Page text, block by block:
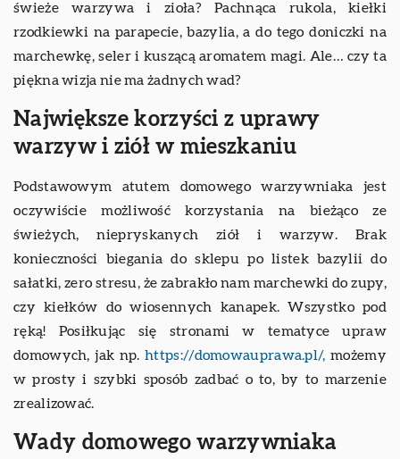
świeże warzywa i zioła? Pachnąca rukola, kiełki
rzodkiewki na parapecie, bazylia, a do tego doniczki na
marchewkę, seler i kuszącą aromatem magi. Ale… czy ta
piękna wizja nie ma żadnych wad?
Największe korzyści z uprawy
warzyw i ziół w mieszkaniu
Podstawowym atutem domowego warzywniaka jest
oczywiście możliwość korzystania na bieżąco ze
świeżych, niepryskanych ziół i warzyw. Brak
konieczności biegania do sklepu po listek bazylii do
sałatki, zero stresu, że zabrakło nam marchewki do zupy,
czy kiełków do wiosennych kanapek. Wszystko pod
ręką! Posiłkując się stronami w tematyce upraw
domowych, jak np.https://domowauprawa.pl/, możemy
w prosty i szybki sposób zadbać o to, by to marzenie
zrealizować.
Wady domowego warzywniaka